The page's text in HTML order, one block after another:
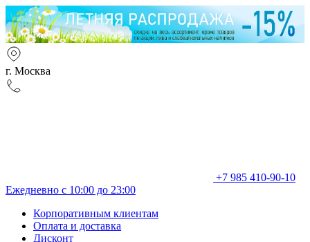
г. Москва
+7 985 410-90-10
Ежедневно с 10:00 до 23:00
Корпоративным клиентам
Оплата и доставка
Дисконт